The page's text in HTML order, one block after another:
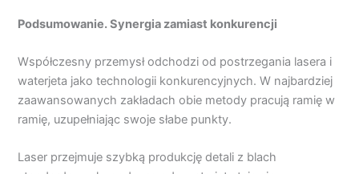
Podsumowanie. Synergia zamiast konkurencji
Współczesny przemysł odchodzi od postrzegania lasera i
waterjeta jako technologii konkurencyjnych. W najbardziej
zaawansowanych zakładach obie metody pracują ramię w
ramię, uzupełniając swoje słabe punkty.
Laser przejmuje szybką produkcję detali z blach